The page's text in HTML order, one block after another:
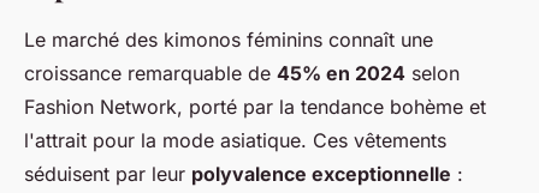
Le marché des kimonos féminins connaît une
croissance remarquable de 45% en 2024 selon
Fashion Network, porté par la tendance bohème et
l'attrait pour la mode asiatique. Ces vêtements
séduisent par leur polyvalence exceptionnelle :